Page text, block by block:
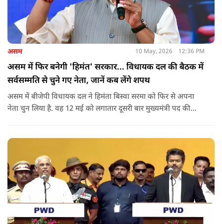
असम 10 May, 2026 12:36 PM
असम में फिर बनेगी 'हिमंत' सरकार... विधायक दल की बैठक में
सर्वसम्मति से चुने गए नेता, जानें कब लेंगे शपथ
असम में बीजेपी विधायक दल ने हिमंता बिस्वा सरमा को फिर से अपना
नेता चुन लिया है. वह 12 मई को लगातार दूसरी बार मुख्यमंत्री पद की